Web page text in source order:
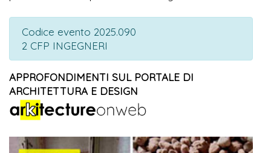
Codice evento 2025.090
2 CFP INGEGNERI
APPROFONDIMENTI SUL PORTALE DI
ARCHITETTURA E DESIGN